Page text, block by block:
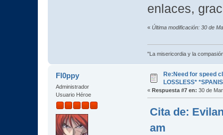
enlaces,
« Última modificación: 30 de
"La misericordia y la
Fl0ppy
Administrador
Usuario Héroe
Re:Need for speed
LOSSLESS*
« Respuesta #7 en: 30 de
Cita de:
am